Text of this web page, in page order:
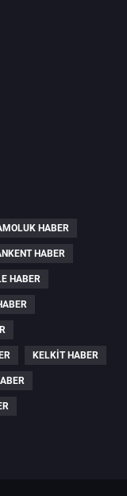
HABER
HABER
HABER
KELKIT HABER